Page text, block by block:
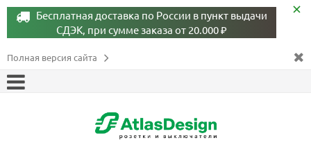
Бесплатная доставка по России в пункт выдачи
СДЭК, при сумме заказа от 20.000 ₽
Полная версия сайта